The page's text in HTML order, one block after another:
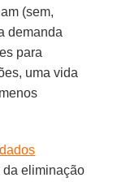
(sem,
demanda
para
uma vida
da eliminação